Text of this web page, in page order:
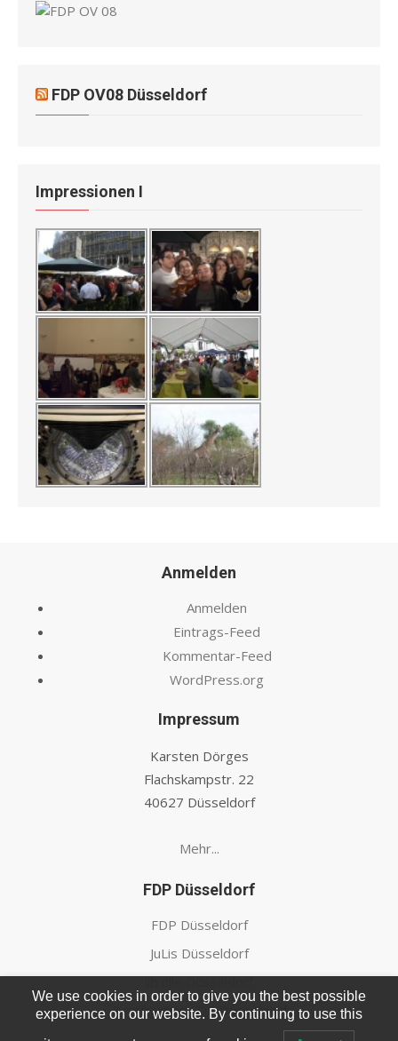
FDP OV08 Düsseldorf
Impressionen I
Anmelden
Anmelden
Eintrags-Feed
Kommentar-Feed
WordPress.org
Impressum
Karsten Dörges
Flachskampstr. 22
40627 Düsseldorf
Mehr...
FDP Düsseldorf
FDP Düsseldorf
JuLis Düsseldorf
lib'elle Düsseldorf
Ratsfraktion FDP Düsseldorf
We use cookies in order to give you the best possible
experience on our website. By continuing to use this